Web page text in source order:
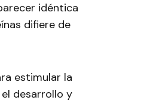
idéntica
difiere de
estimular la
desarrollo y